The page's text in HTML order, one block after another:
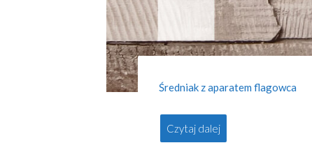
Średniak z aparatem flagowca
Czytaj dalej